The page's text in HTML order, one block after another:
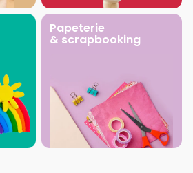
Papeterie
& scrapbooking